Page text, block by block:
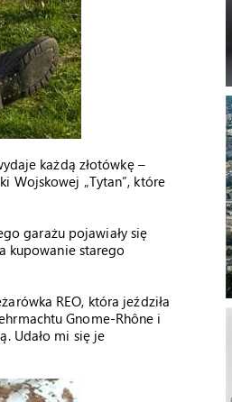
każdą złotówkę –
Wojskowej „Tytan”, które
garażu pojawiały się
kupowanie starego
REO, która jeździła
Gnome-Rhône i
Udało mi się je